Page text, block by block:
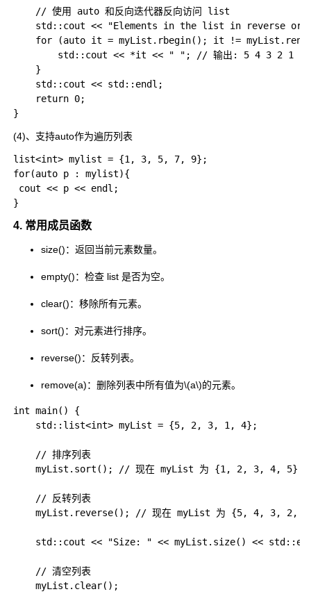
    // 使用 auto 和反向迭代器反向访问 list
std::cout << "Elements in the list in reverse
for (auto it = myList.rbegin(); it !=
        std::cout << *it << " "; // 输出: 5 4 3 2 1
    }
    std::cout << std::endl;
    return 0;
(4)、支持auto作为遍历列表
list<int> mylist = {1, 3, 5, 7, 9};
for(auto p : mylist){
cout << p << endl;
4. 常用成员函数
size()：返回当前元素数量。
empty()：检查 list 是否为空。
clear()：移除所有元素。
sort()：对元素进行排序。
reverse()：反转列表。
remove(a)：删除列表中所有值为\(a\)的元素。
int main() {
    std::list<int> myList = {5, 2, 3, 1, 4};
    // 排序列表
    myList.sort(); // 现在 myList 为 {1, 2, 3, 4, 5}
    // 反转列表
myList.reverse(); // 现在 myList 为 {5, 4, 3, 2,
std::cout << "Size: " << myList.size() <<
    // 清空列表
    myList.clear();